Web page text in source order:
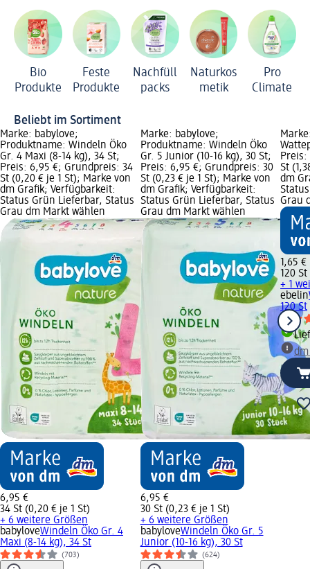
Bio
Produkte
Feste
Produkte
Nachfüll
packs
Naturkos
metik
Pro
Climate
Beliebt im Sortiment
Marke: babylove;
Produktname: Windeln Öko
Gr. 4 Maxi (8-14 kg), 34 St;
Preis: 6,95 €; Grundpreis: 34
St (0,20 € je 1 St); Marke von
dm Grafik; Verfügbarkeit:
Status Grün Lieferbar, Status
Grau dm Markt wählen
6,95 €
34 St (0,20 € je 1 St)
+ 6 weitere Größen
babyloveWindeln Öko Gr. 4
Maxi (8-14 kg), 34 St
(703)
Marke: babylove;
Produktname: Windeln Öko
Gr. 5 Junior (10-16 kg), 30 St;
Preis: 6,95 €; Grundpreis: 30
St (0,23 € je 1 St); Marke von
dm Grafik; Verfügbarkeit:
Status Grün Lieferbar, Status
Grau dm Markt wählen
6,95 €
30 St (0,23 € je 1 St)
+ 6 weitere Größen
babyloveWindeln Öko Gr. 5
Junior (10-16 kg), 30 St
(624)
Preis:
St
dm
Grau
1,65 €
120 St
+ 1
ebelin
120 St